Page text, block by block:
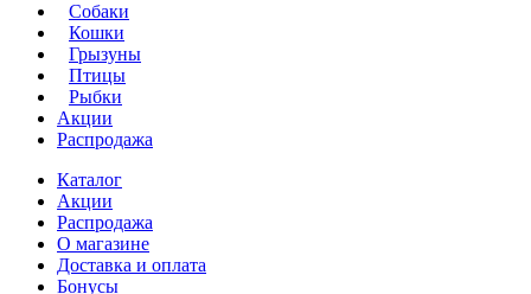
Собаки
Кошки
Грызуны
Птицы
Рыбки
Акции
Распродажа
Каталог
Акции
Распродажа
О магазине
Доставка и оплата
Бонусы